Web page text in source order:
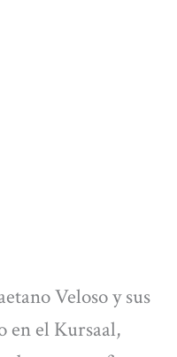
Veloso y sus
en el Kursaal,